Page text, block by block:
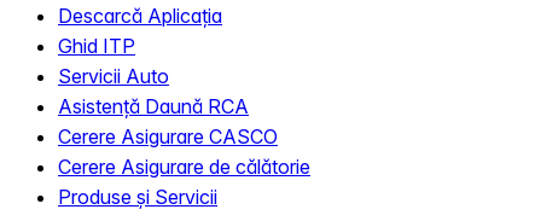
Descarcă Aplicația
Ghid ITP
Servicii Auto
Asistență Daună RCA
Cerere Asigurare CASCO
Cerere Asigurare de călătorie
Produse și Servicii